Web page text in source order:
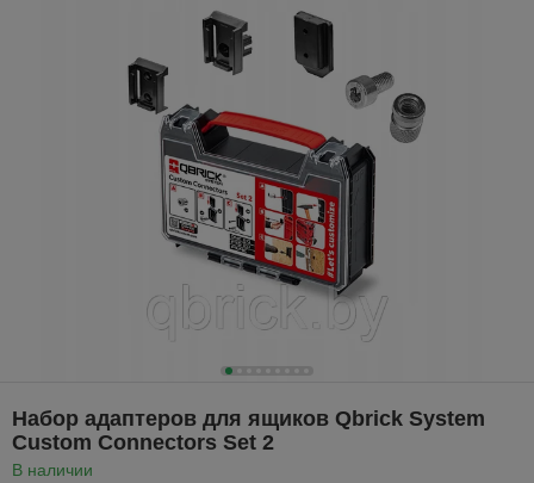
Набор адаптеров для ящиков Qbrick System
Custom Connectors Set 2
В наличии